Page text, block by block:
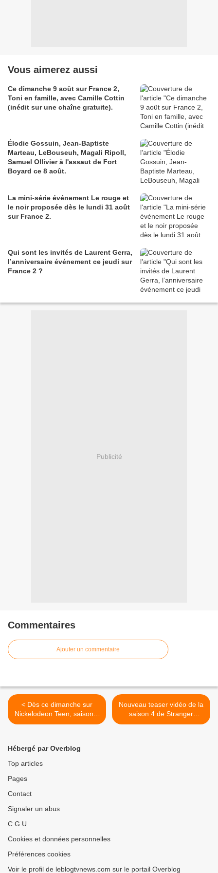
Vous aimerez aussi
Ce dimanche 9 août sur France 2,
Toni en famille, avec Camille Cottin
(inédit sur une chaîne gratuite).
Élodie Gossuin, Jean-Baptiste
Marteau, LeBouseuh, Magali Ripoll,
Samuel Ollivier à l'assaut de Fort
Boyard ce 8 août.
La mini-série événement Le rouge et
le noir proposée dès le lundi 31 août
sur France 2.
Qui sont les invités de Laurent Gerra,
l’anniversaire événement ce jeudi sur
France 2 ?
Publicité
Commentaires
Ajouter un commentaire
< Dès ce dimanche sur
Nickelodeon Teen, saison 2
inédite de Fais-moi peur !
Nouveau teaser vidéo de la
saison 4 de Stranger
Things : La maison des
Hébergé par Overblog
Top articles
Pages
Contact
Signaler un abus
C.G.U.
Cookies et données personnelles
Préférences cookies
Voir le profil de leblogtvnews.com sur le portail Overblog